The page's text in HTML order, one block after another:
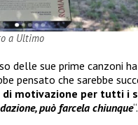
a Ultimo
delle sue prime canzoni
pensato che sarebbe
motivazione per tutti i
può farcela chiunque“.